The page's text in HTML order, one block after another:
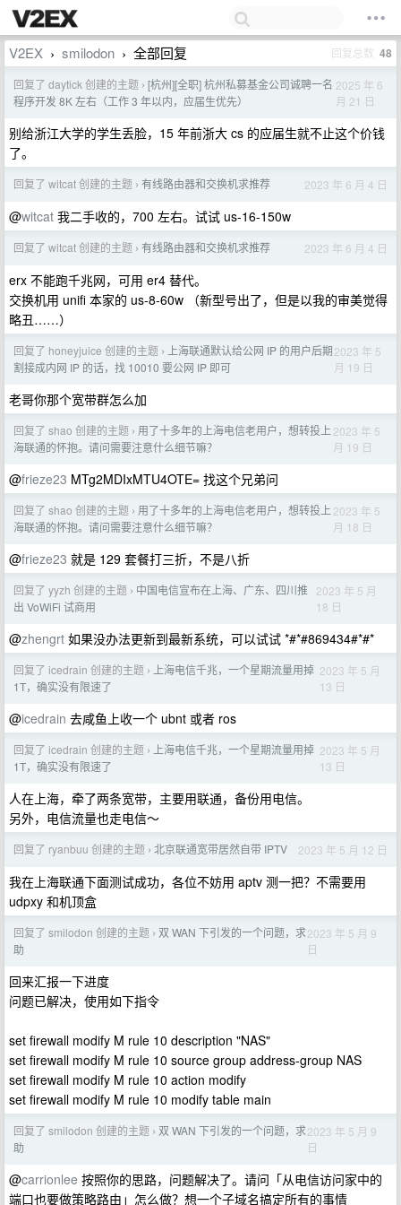
V2EX › smilodon › 全部回复 回复总数 48
回复了 daytick 创建的主题 › [杭州][全职] 杭州私募基金公司诚聘一名
程序开发 8K 左右（工作 3 年以内，应届生优先）
2025 年 6
月 21 日
别给浙江大学的学生丢脸，15 年前浙大 cs 的应届生就不止这个价钱
了。
回复了 witcat 创建的主题 › 有线路由器和交换机求推荐 2023 年 6 月 4 日
@witcat 我二手收的，700 左右。试试 us-16-150w
回复了 witcat 创建的主题 › 有线路由器和交换机求推荐 2023 年 6 月 4 日
erx 不能跑千兆网，可用 er4 替代。
交换机用 unifi 本家的 us-8-60w （新型号出了，但是以我的审美觉得
略丑……）
回复了 honeyjuice 创建的主题 ›
上海联通默认给公网 IP 的用户后期
割接成内网 IP 的话，找 10010 要公网 IP 即可
2023 年 5
月 19 日
老哥你那个宽带群怎么加
回复了 shao 创建的主题 › 用了十多年的上海电信老用户，想转投上
海联通的怀抱。请问需要注意什么细节嘛？
2023 年 5
月 19 日
@frieze23 MTg2MDIxMTU4OTE= 找这个兄弟问
回复了 shao 创建的主题 › 用了十多年的上海电信老用户，想转投上
海联通的怀抱。请问需要注意什么细节嘛？
2023 年 5
月 18 日
@frieze23 就是 129 套餐打三折，不是八折
回复了 yyzh 创建的主题 › 中国电信宣布在上海、广东、四川推
出 VoWiFi 试商用
2023 年 5 月
18 日
@zhengrt 如果没办法更新到最新系统，可以试试 *#*#869434#*#*
回复了 icedrain 创建的主题 ›
上海电信千兆，一个星期流量用掉
1T，确实没有限速了
2023 年 5 月
13 日
@icedrain 去咸鱼上收一个 ubnt 或者 ros
回复了 icedrain 创建的主题 ›
上海电信千兆，一个星期流量用掉
1T，确实没有限速了
2023 年 5 月
13 日
人在上海，牵了两条宽带，主要用联通，备份用电信。
另外，电信流量也走电信～
回复了 ryanbuu 创建的主题 › 北京联通宽带居然自带 IPTV 2023 年 5 月 12 日
我在上海联通下面测试成功，各位不妨用 aptv 测一把？不需要用
udpxy 和机顶盒
回复了 smilodon 创建的主题 › 双 WAN 下引发的一个问题，求
助
2023 年 5 月 9
日
回来汇报一下进度
问题已解决，使用如下指令
set firewall modify M rule 10 description "NAS"
set firewall modify M rule 10 source group address-group NAS
set firewall modify M rule 10 action modify
set firewall modify M rule 10 modify table main
回复了 smilodon 创建的主题 › 双 WAN 下引发的一个问题，求
助
2023 年 5 月 9
日
@carrionlee 按照你的思路，问题解决了。请问「从电信访问家中的
端口也要做策略路由」怎么做？想一个子域名搞定所有的事情